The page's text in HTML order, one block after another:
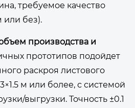
требуемое качество
или без).
производства и
прототипов подойдет
раскроя листового
м или более, с системой
выгрузки. Точность ±0.1